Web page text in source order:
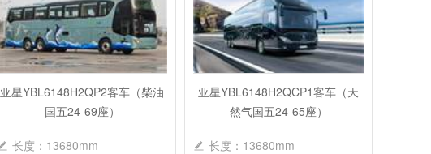
亚星YBL6148H2QP2客车（柴油
国五24-69座）
长度：13680mm
亚星YBL6148H2QCP1客车（天
然气国五24-65座）
长度：13680mm